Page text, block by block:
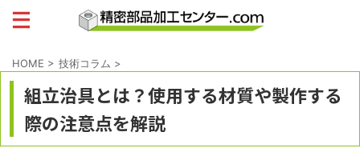
HOME > 技術コラム >
組立治具とは？使用する材質や製作する
際の注意点を解説